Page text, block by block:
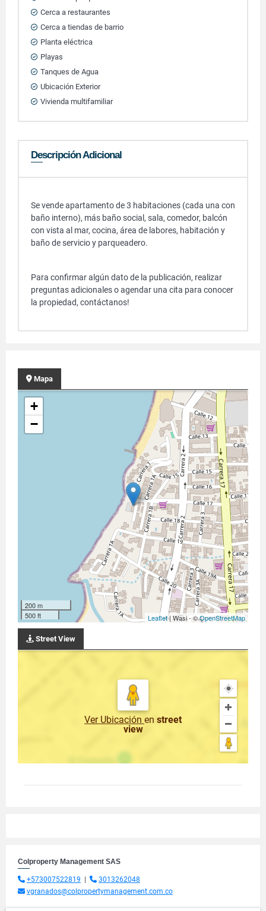
Cerca a restaurantes
Cerca a tiendas de barrio
Planta eléctrica
Playas
Tanques de Agua
Ubicación Exterior
Vivienda multifamiliar
Descripción Adicional
Se vende apartamento de 3 habitaciones (cada una con
baño interno), más baño social, sala, comedor, balcón
con vista al mar, cocina, área de labores, habitación y
baño de servicio y parqueadero.
Para confirmar algún dato de la publicación, realizar
preguntas adicionales o agendar una cita para conocer
la propiedad, contáctanos!
Mapa
+
−
200 m
500 ft
Leaflet| Wasi - ©OpenStreetMap
Street View
Ver Ubicación en street
view
Colproperty Management SAS
+573007522819
3013262048
vgranados@colpropertymanagement.com.co